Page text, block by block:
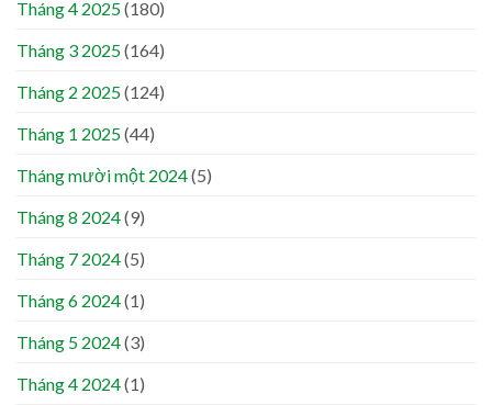
Tháng 4 2025(180)
Tháng 3 2025(164)
Tháng 2 2025(124)
Tháng 1 2025(44)
Tháng mười một 2024(5)
Tháng 8 2024(9)
Tháng 7 2024(5)
Tháng 6 2024(1)
Tháng 5 2024(3)
Tháng 4 2024(1)